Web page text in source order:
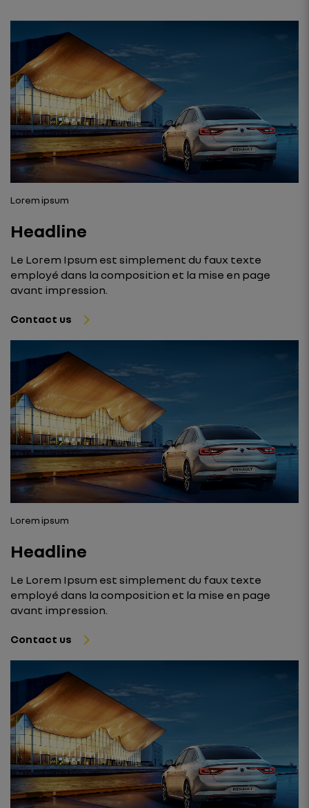
Lorem ipsum
Headline
Le Lorem Ipsum est simplement du faux texte
employé dans la composition et la mise en page
avant impression.
Contact us
Lorem ipsum
Headline
Le Lorem Ipsum est simplement du faux texte
employé dans la composition et la mise en page
avant impression.
Contact us